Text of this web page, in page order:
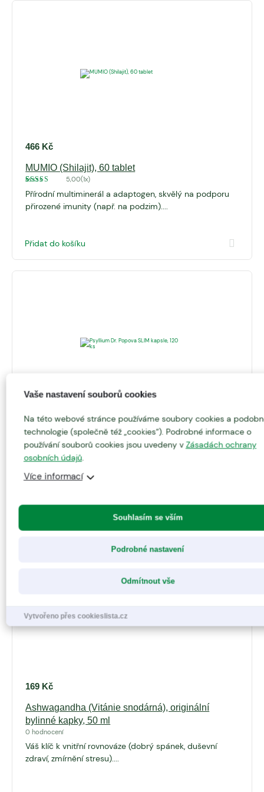
466 Kč
MUMIO (Shilajit), 60 tablet
Hodnoceno
5z 5 na
základě
1
hodnocení
5,00(1x)
Přírodní multiminerál a adaptogen, skvělý na podporu
přirozené imunity (např. na podzim)....
Přidat do košíku
295Kč
Psyllium Dr. Popova SLIM kapsle, 120 ks
0 hodnocení
Pro efektivní a snadné hubnutí. Kombinace Psyllia a
účinných rostlinných extraktů.
169 Kč
Ashwagandha (Vitánie snodárná), originální
bylinné kapky, 50 ml
0 hodnocení
Váš klíč k vnitřní rovnováze (dobrý spánek, duševní
zdraví, zmírnění stresu)....
Vaše nastavení souborů cookies
Na této webové stránce používáme soubory cookies a
technologie (společně též „cookies“). Podrobné informace o
používání souborů cookies jsou uvedeny vZásadách ochrany
osobních údajů.
Více informací
Souhlasím se vším
Podrobné nastavení
Odmítnout vše
Vytvořeno přes cookieslista.cz